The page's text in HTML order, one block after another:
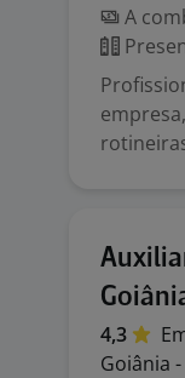
A
4,3
Goiânia -